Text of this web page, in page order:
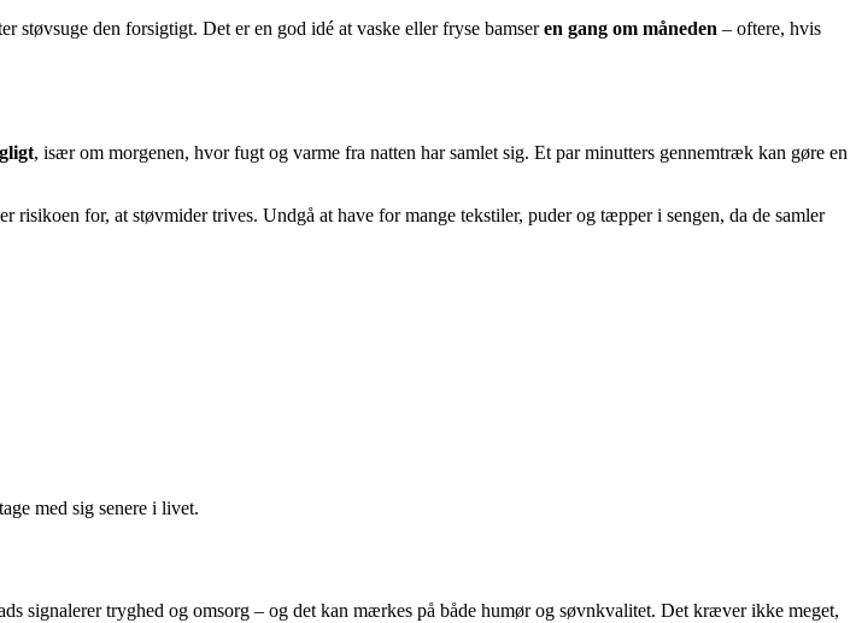
støvsuge den forsigtigt. Det er en god idé at vaske eller fryse bamseren gang om måneden – oftere, hvis
, især om morgenen, hvor fugt og varme fra natten har samlet sig. Et par minutters gennemtræk kan gøre en
risikoen for, at støvmider trives. Undgå at have for mange tekstiler, puder og tæpper i sengen, da de samler
med sig senere i livet.
signalerer tryghed og omsorg – og det kan mærkes på både humør og søvnkvalitet. Det kræver ikke meget,